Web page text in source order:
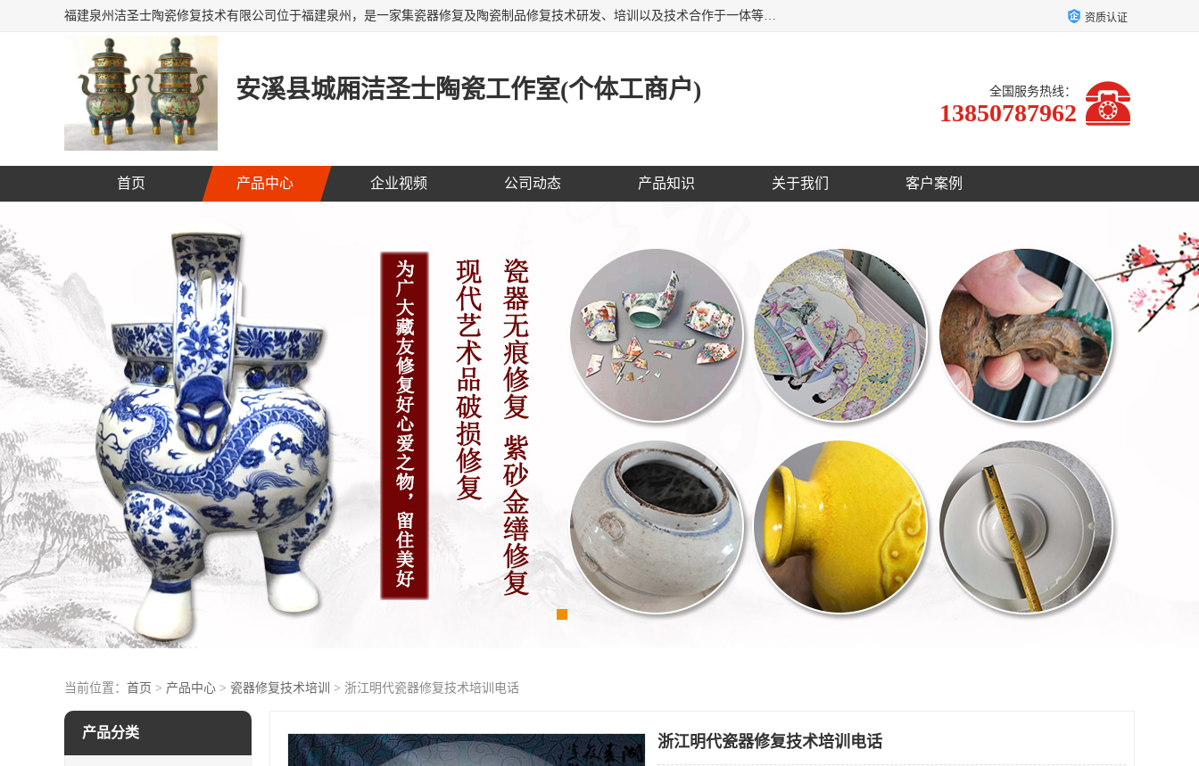
福建泉州洁圣士陶瓷修复技术有限公司位于福建泉州，是一家集瓷器修复及陶瓷制品修复技术研发、培训以及技术合作于一体等专业修复机构，公司主营：瓷器修复，陶瓷修复，瓷器无痕修复，陶瓷佛像修复，瓷器修复技术培训等。 洁圣士以全新的技术修复各种：古陶瓷、花瓶、餐具、工艺品、卫浴、颜色不一的金边、银边、花边，修复后基本无痕迹，修补成本低。丰富的经验为客户提供实用、优质服务！ 资质认证
安溪县城厢洁圣士陶瓷工作室(个体工商户) 全国服务热线：
13850787962
首页 产品中心 企业视频 公司动态 产品知识 关于我们 客户案例
当前位置： 首页 > 产品中心 > 瓷器修复技术培训 > 浙江明代瓷器修复技术培训电话
产品分类
浙江明代瓷器修复技术培训电话